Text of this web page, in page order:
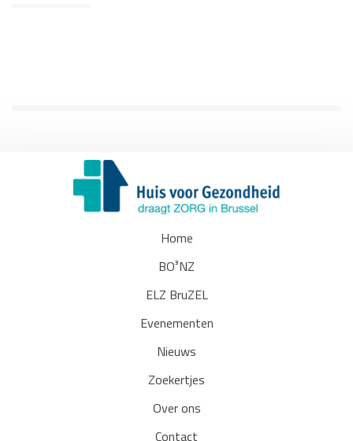
Home
BO³NZ
ELZ BruZEL
Evenementen
Nieuws
Zoekertjes
Over ons
Contact